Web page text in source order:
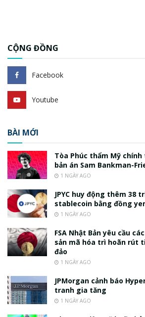
CỘNG ĐỒNG
Facebook
Youtube
BÀI MỚI
Tòa Phúc thẩm Mỹ
bản án Sam Bankman-
1 NGÀY AGO
JPYC huy động thêm 38
stablecoin bằng đồng
1 NGÀY AGO
FSA Nhật Bản yêu cầu
sản mã hóa trì hoãn rút
đảo
1 NGÀY AGO
JPMorgan cảnh báo
tranh gia tăng
1 NGÀY AGO